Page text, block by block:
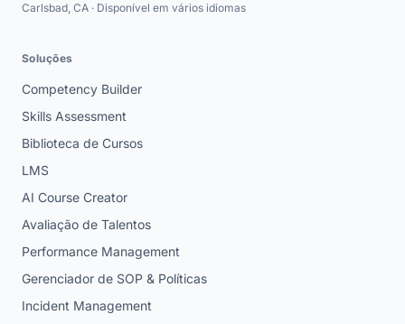
Carlsbad, CA · Disponível em vários idiomas
Soluções
Competency Builder
Skills Assessment
Biblioteca de Cursos
LMS
AI Course Creator
Avaliação de Talentos
Performance Management
Gerenciador de SOP & Políticas
Incident Management